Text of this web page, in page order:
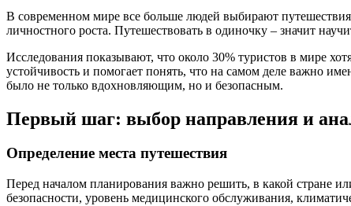
В современном мире все больше людей выбирают
личностного роста. Путешествовать в одиночку – значит
Исследования показывают, что около 30% туристов в мире
устойчивость и помогает понять, что на самом деле важно
было не только вдохновляющим, но и безопасным.
Первый шаг: выбор направления и
Определение места путешествия
Перед началом планирования важно решить, в какой стране
безопасности, уровень медицинского обслуживания,